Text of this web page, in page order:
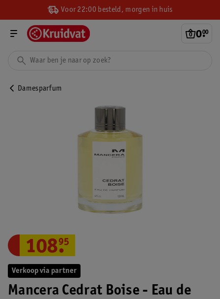
Voor 22:00 besteld, morgen in huis
0.
00
Damesparfum
Verkoop via partner
Mancera Cedrat Boise - Eau de
108.
95